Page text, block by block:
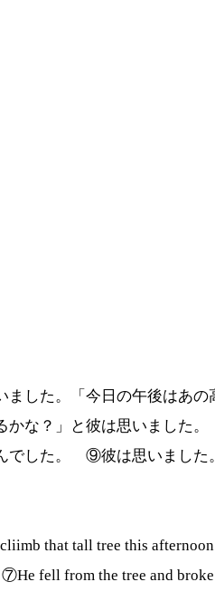
した。「今日の午後はあ
かな？」と彼は思いまし
した。 ⑨彼は思いました
that tall tree this
fell from the tree and